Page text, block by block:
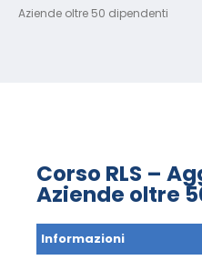
Aziende oltre 50 dipendenti
Corso RLS –
Aziende oltre
Informazioni